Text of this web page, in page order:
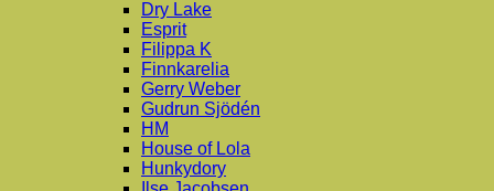
Dry Lake
Esprit
Filippa K
Finnkarelia
Gerry Weber
Gudrun Sjödén
HM
House of Lola
Hunkydory